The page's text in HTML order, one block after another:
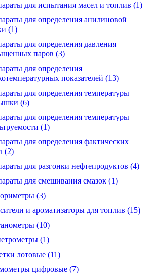
для испытания масел и топлив (1)
для определения анилиновой
(1)
для определения давления
паров (3)
для определения
показателей (13)
для определения температуры
(6)
для определения температуры
(1)
для определения фактических
(2)
для разгонки нефтепродуктов (4)
для смешивания смазок (1)
(3)
и ароматизаторы для топлив (15)
(10)
(1)
лотовые (11)
цифровые (7)